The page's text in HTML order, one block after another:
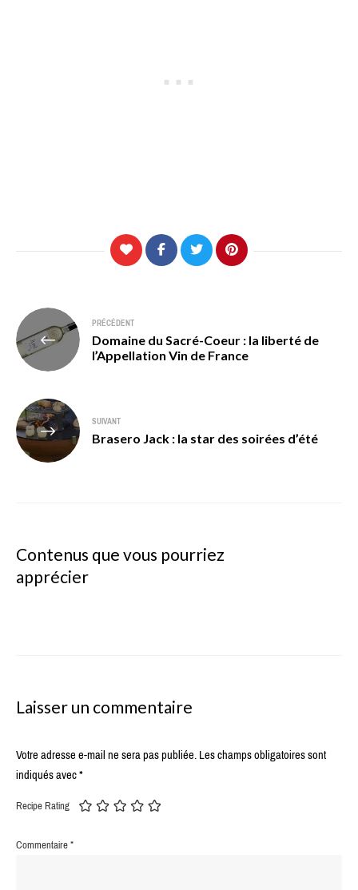
Navigation
de
l’article
PRÉCÉDENT
Domaine du Sacré-Coeur : la liberté de
l’Appellation Vin de France
SUIVANT
Brasero Jack : la star des soirées d’été
Contenus que vous pourriez
apprécier
Laisser un commentaire
Votre adresse e-mail ne sera pas publiée.Les champs obligatoires sont
indiqués avec*
Recipe Rating
Commentaire*